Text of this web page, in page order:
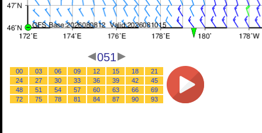
051
00 03 06 09 12 15 18
21
24
27 30 33 36 39 42
45
48
51 54 57 60 63 66
69
72
75 78 81 84 87 90 93